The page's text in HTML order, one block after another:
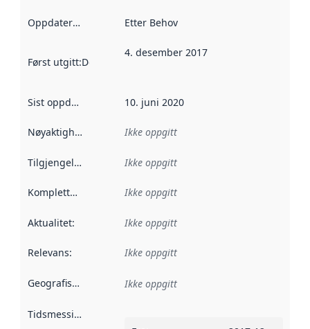
Oppdateringsfrekvens :
Etter Behov
Først utgitt:Denne datoen sier når dataene i dette
4. desember 2017
Sist oppdatert 10. juni 2020
Nøyaktighet Ikke oppgitt
Tilgjengelighet Ikke oppgitt
Kompletthet Ikke oppgitt
Aktualitet: Ikke oppgitt
Relevans: Ikke oppgitt
Geografisk avgrensning :
Ikke oppgitt
Tidsmessig avgrensning